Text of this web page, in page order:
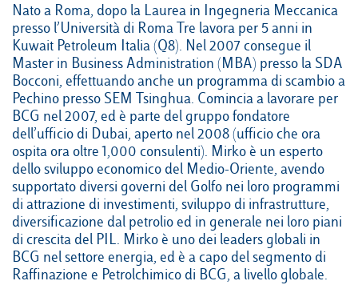
Roma
Milano
Belluno
Amsterdam
Dubai
Luiss.it Alumni
Nato a Roma, dopo la Laurea in Ingegneria Meccanica
presso l’Università di Roma Tre lavora per 5 anni in
Kuwait Petroleum Italia (Q8). Nel 2007 consegue il
Master in Business Administration (MBA) presso la SDA
Bocconi, effettuando anche un programma di scambio a
Pechino presso SEM Tsinghua. Comincia a lavorare per
BCG nel 2007, ed è parte del gruppo fondatore
dell’ufficio di Dubai, aperto nel 2008 (ufficio che ora
ospita ora oltre 1,000 consulenti). Mirko è un esperto
dello sviluppo economico del Medio-Oriente, avendo
supportato diversi governi del Golfo nei loro programmi
di attrazione di investimenti, sviluppo di infrastrutture,
diversificazione dal petrolio ed in generale nei loro piani
di crescita del PIL. Mirko è uno dei leaders globali in
BCG nel settore energia, ed è a capo del segmento di
Raffinazione e Petrolchimico di BCG, a livello globale.